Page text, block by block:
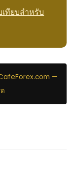
เทียบสำหรับ
—